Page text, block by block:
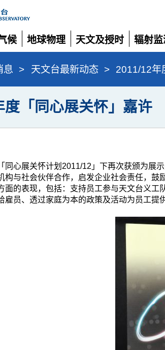
候
地球物理
展
开
天文及授时
展
开
辐射监
展
开
息 > 天文台最新动态 > 2011/12年
度「同心展关怀」嘉许
同心展关怀计划2011/12」下再次获颁为展
构与社会伙伴合作，启发企业社会责任，
面的表现，包括：支持员工参与天文台义
雇员、透过家庭为本的政策及活动为员工提